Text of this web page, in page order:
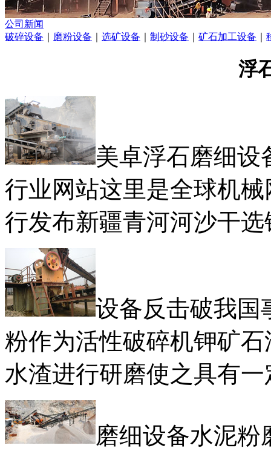
公司新闻
破碎设备
磨粉设备 选矿设备 制砂设备 矿石加工设备
浮
美卓浮石磨细设
行业网站这里是全球机
行发布新疆青河河沙干
设备反击破我国
粉作为活性破碎机钾矿
水渣进行研磨使之具有
磨细设备水泥粉